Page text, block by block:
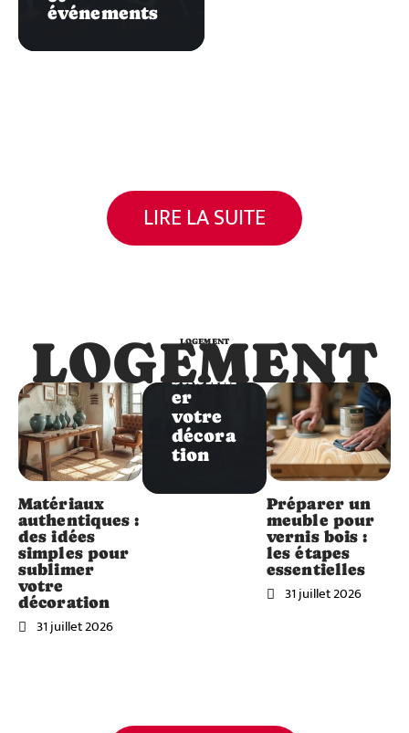
événements
LIRE LA SUITE
LOGEMENT
LOGEMENT
Matériaux
authentiques :
des idées
simples pour
sublimer
votre
décoration
31 juillet 2026
Logement
Matéri
aux
simple
s pour
sublim
er
votre
décora
tion
Préparer un
meuble pour
vernis bois :
les étapes
essentielles
31 juillet 2026